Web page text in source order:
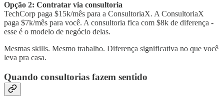
Opção 2: Contratar via consultoria
TechCorp paga $15k/mês para a ConsultoriaX. A ConsultoriaX
paga $7k/mês para você. A consultoria fica com $8k de diferença -
esse é o modelo de negócio delas.
Mesmas skills. Mesmo trabalho. Diferença significativa no que você
leva pra casa.
Quando consultorias fazem sentido